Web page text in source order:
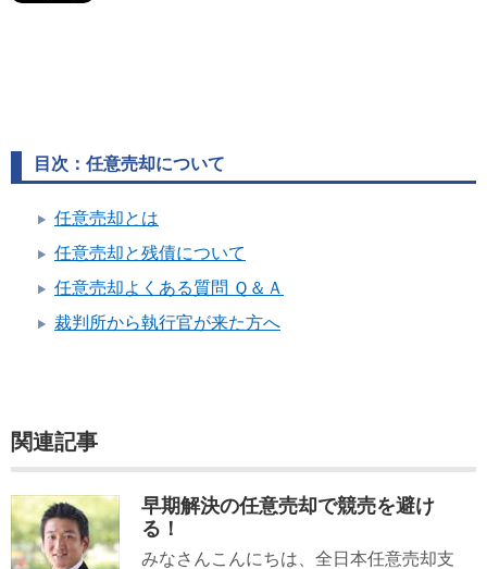
目次：任意売却について
任意売却とは
任意売却と残債について
任意売却よくある質問 Ｑ＆Ａ
裁判所から執行官が来た方へ
関連記事
早期解決の任意売却で競売を避け
る！
みなさんこんにちは、全日本任意売却支